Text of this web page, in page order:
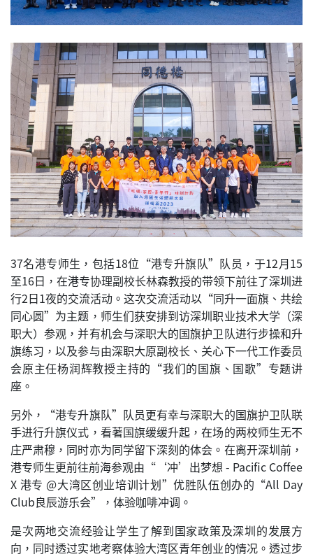
37名港专师生，包括18位“港专升旗队”队员，于12月15
至16日，在港专协理副校长林森教授的带领下前往了深圳进
行2日1夜的交流活动。这次交流活动以“同升一面旗、共绘
同心圆”为主题，师生们获安排到访深圳职业技术大学（深
职大）参观，并有机会与深职大的国旗护卫队进行步操和升
旗练习，以及参与由深职大原副校长、关心下一代工作委员
会原主任杨润辉教授主持的“我们的国旗、国歌”专题讲
座。
另外，“港专升旗队”队员更有幸与深职大的国旗护卫队联
手进行升旗仪式，看著国旗缓缓升起，在场的两校师生无不
庄严肃穆，同时亦为同学留下深刻的体会。在离开深圳前，
港专师生更前往前海参观由“‘冲’出梦想 - Pacific Coffee
X 港专 @大湾区创业培训计划”优胜队伍创办的“All Day
Club良辰游乐会”，体验咖啡冲调。
是次两地交流经验让学生了解到国家政策及深圳的发展方
向，同时透过实地考察体验大湾区青年创业的情况。透过步